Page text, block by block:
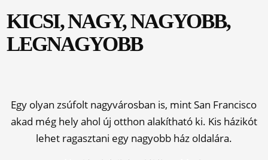
KICSI, NAGY, NAGYOBB,
LEGNAGYOBB
Egy olyan zsúfolt nagyvárosban is, mint San Francisco
akad még hely ahol új otthon alakítható ki. Kis házikót
lehet ragasztani egy nagyobb ház oldalára.